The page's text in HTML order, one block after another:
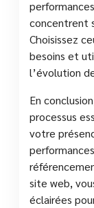
concentrent
Choisissez
besoins et
l’évolution
En
processus
votre
site web,
éclairées